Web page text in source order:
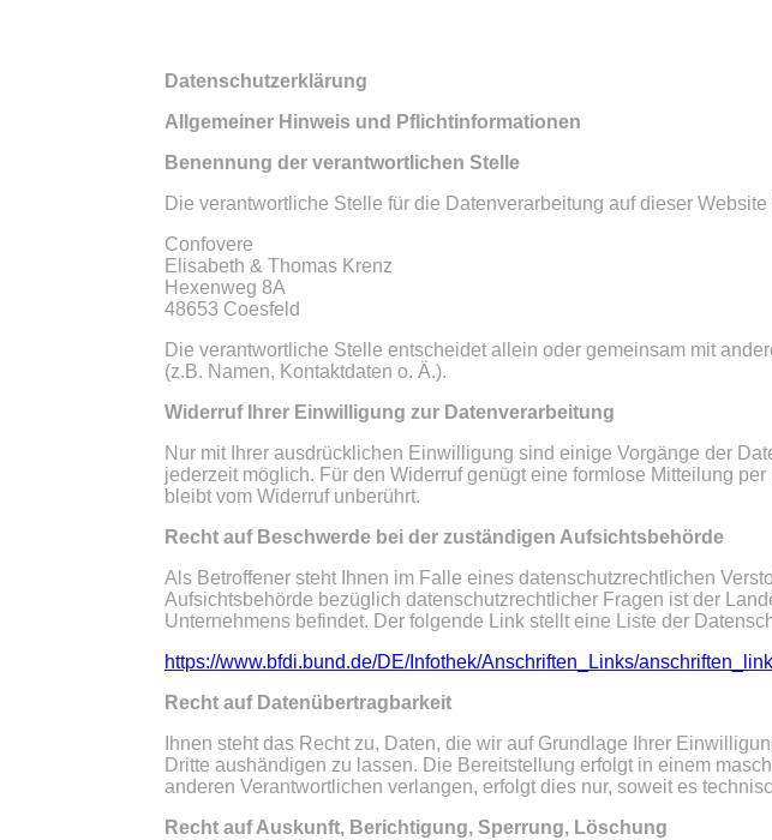
Datenschutzerklärung
Allgemeiner Hinweis und Pflichtinformationen
Benennung der verantwortlichen Stelle
Die verantwortliche Stelle für die Datenverarbeitung auf dieser Website
Confovere
Elisabeth & Thomas Krenz
Hexenweg 8A
48653 Coesfeld
Die verantwortliche Stelle entscheidet allein oder gemeinsam mit
(z.B. Namen, Kontaktdaten o. Ä.).
Widerruf Ihrer Einwilligung zur Datenverarbeitung
Nur mit Ihrer ausdrücklichen Einwilligung sind einige Vorgänge der
jederzeit möglich. Für den Widerruf genügt eine formlose Mitteilung
bleibt vom Widerruf unberührt.
Recht auf Beschwerde bei der zuständigen Aufsichtsbehörde
Als Betroffener steht Ihnen im Falle eines datenschutzrechtlichen
Aufsichtsbehörde bezüglich datenschutzrechtlicher Fragen ist der
Unternehmens befindet. Der folgende Link stellt eine Liste der
https://www.bfdi.bund.de/DE/Infothek/Anschriften_Links/
Recht auf Datenübertragbarkeit
Ihnen steht das Recht zu, Daten, die wir auf Grundlage Ihrer
Dritte aushändigen zu lassen. Die Bereitstellung erfolgt in einem
anderen Verantwortlichen verlangen, erfolgt dies nur, soweit es
Recht auf Auskunft, Berichtigung, Sperrung, Löschung